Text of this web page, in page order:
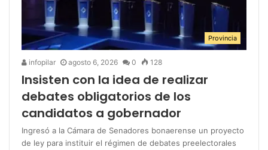
Provincia
infopilar agosto 6, 2026 0 128
Insisten con la idea de realizar
debates obligatorios de los
candidatos a gobernador
Ingresó a la Cámara de Senadores bonaerense un proyecto
de ley para instituir el régimen de debates preelectorales